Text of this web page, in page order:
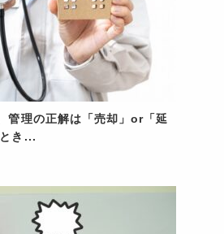
管理の正解は「売却」or「延
き...